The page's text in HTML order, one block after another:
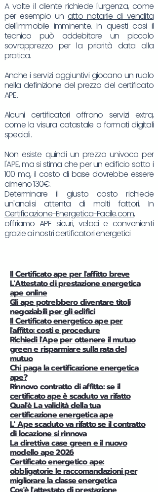
A volte il cliente richiede l'urgenza, come
per esempio unatto notarile di vendita
dell'immobile imminente. In questi casi il
tecnico può addebitare un piccolo
sovrapprezzo per la priorità data alla
pratica.
Anche i servizi aggiuntivi giocano un ruolo
nella definizione del prezzo del certificato
APE.
Alcuni certificatori offrono servizi extra,
come la visura catastale o formati digitali
speciali.
Non esiste quindi un prezzo univoco per
l'APE, ma si stima che per un edificio sotto i
100 mq, il costo di base dovrebbe essere
almeno 130€.
Determinare il giusto costo richiede
un'analisi attenta di molti fattori. In
Certificazione-Energetica-Facile.com,
offriamo APE sicuri, veloci e convenienti
grazie ai nostri certificatori energetici
Il Certificato ape per l'affitto breve
L'Attestato di prestazione energetica
ape online
Gli ape potrebbero diventare titoli
negoziabili per gli edifici
Il Certificato energetico ape per
l'affitto: costi e procedure
Richiedi l'Ape per ottenere il mutuo
green e risparmiare sulla rata del
mutuo
Chi paga la certificazione energetica
ape?
Rinnovo contratto di affitto: se il
certificato ape è scaduto va rifatto
Qual'è La validità della tua
certificazione energetica ape
L' Ape scaduto va rifatto se il contratto
di locazione si rinnova
La direttiva case green e il nuovo
modello ape 2026
Certificato energetico ape:
obbligatorie le raccomandazioni per
migliorare la classe energetica